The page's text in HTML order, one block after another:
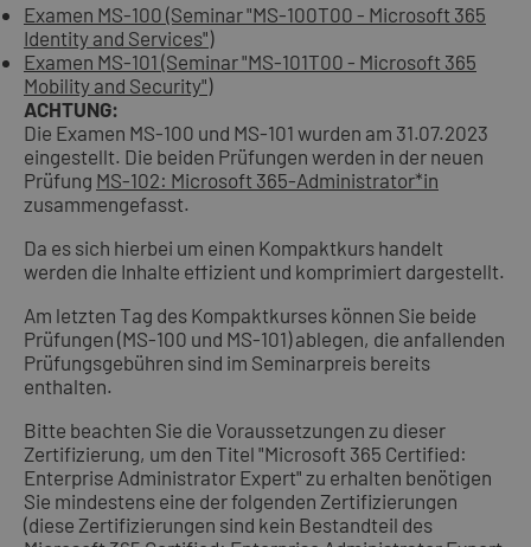
Examen MS-100 (Seminar "MS-100T00 - Microsoft 365
Identity and Services")
Examen MS-101 (Seminar "MS-101T00 - Microsoft 365
Mobility and Security")
ACHTUNG:
Die Examen MS-100 und MS-101 wurden am 31.07.2023
eingestellt. Die beiden Prüfungen werden in der neuen
Prüfung MS-102: Microsoft 365-Administrator*in
zusammengefasst.
Da es sich hierbei um einen Kompaktkurs handelt
werden die Inhalte effizient und komprimiert dargestellt.
Am letzten Tag des Kompaktkurses können Sie beide
Prüfungen (MS-100 und MS-101) ablegen, die anfallenden
Prüfungsgebühren sind im Seminarpreis bereits
enthalten.
Bitte beachten Sie die Voraussetzungen zu dieser
Zertifizierung, um den Titel "Microsoft 365 Certified:
Enterprise Administrator Expert" zu erhalten benötigen
Sie mindestens eine der folgenden Zertifizierungen
(diese Zertifizierungen sind kein Bestandteil des